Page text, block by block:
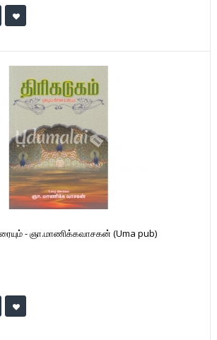
உரையும் - ஞா.மாணிக்கவாசகன் (Uma pub)